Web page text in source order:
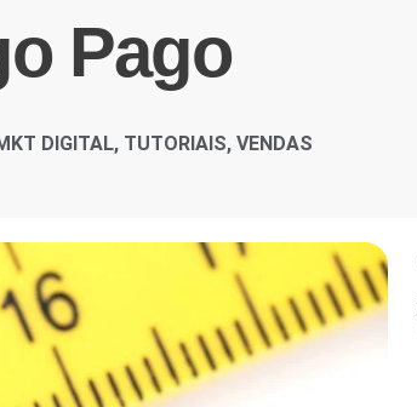
Pago
DIGITAL, TUTORIAIS, VENDAS